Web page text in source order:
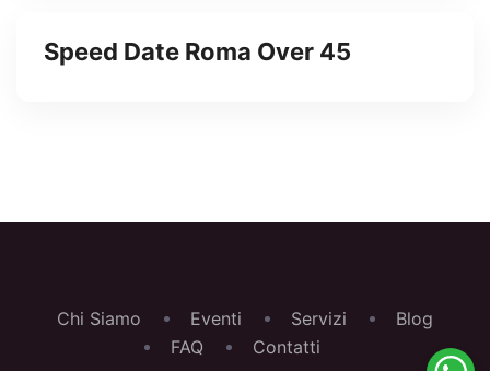
Speed Date Roma Over 45
Chi Siamo Eventi Servizi
Blog
FAQ
Contatti